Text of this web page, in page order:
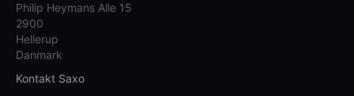
Philip Heymans Alle 15
2900
Hellerup
Danmark
Kontakt Saxo